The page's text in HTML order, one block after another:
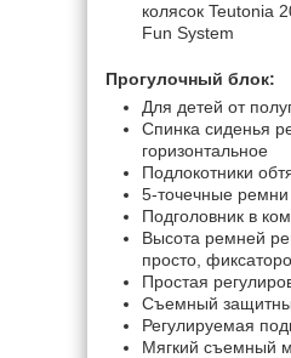
колясок Teutonia
Fun System
Прогулочный блок:
Для детей от
Спинка сиденья
горизонтальное
Подлокотники
5-точечные
Подголовник в
Высота ремней
просто,
Простая
Съемный
Регулируемая
Мягкий съемный